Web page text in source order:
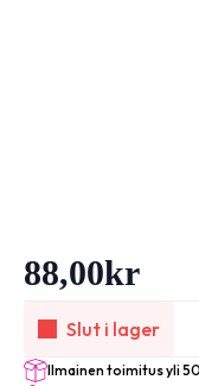
88,00kr
Slut i lager
Ilmainen toimitus yli